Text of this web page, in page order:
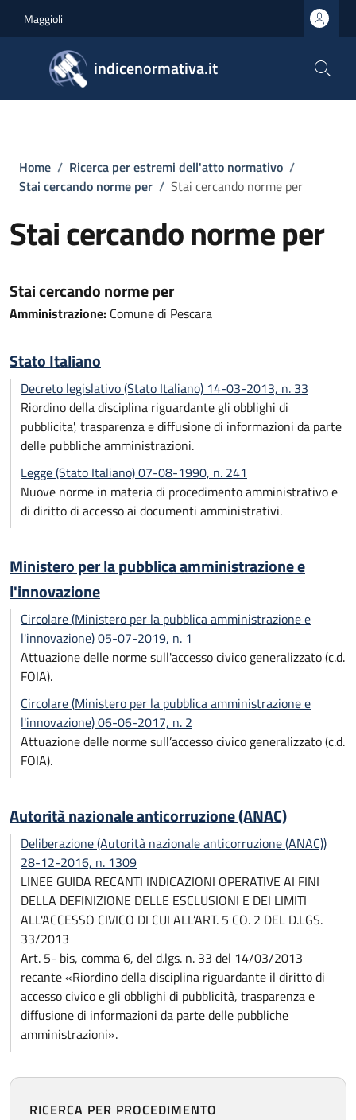
Maggioli
indicenormativa.it
Briciole di pane
Home / Ricerca per estremi dell'atto normativo /
Stai cercando norme per / Stai cercando norme per
Stai cercando norme per
Stai cercando norme per
Amministrazione: Comune di Pescara
Stato Italiano
Decreto legislativo (Stato Italiano) 14-03-2013, n. 33
Riordino della disciplina riguardante gli obblighi di
pubblicita', trasparenza e diffusione di informazioni da parte
delle pubbliche amministrazioni.
Legge (Stato Italiano) 07-08-1990, n. 241
Nuove norme in materia di procedimento amministrativo e
di diritto di accesso ai documenti amministrativi.
Ministero per la pubblica amministrazione e
l'innovazione
Circolare (Ministero per la pubblica amministrazione e
l'innovazione) 05-07-2019, n. 1
Attuazione delle norme sull'accesso civico generalizzato (c.d.
FOIA).
Circolare (Ministero per la pubblica amministrazione e
l'innovazione) 06-06-2017, n. 2
Attuazione delle norme sull’accesso civico generalizzato (c.d.
FOIA).
Autorità nazionale anticorruzione (ANAC)
Deliberazione (Autorità nazionale anticorruzione (ANAC))
28-12-2016, n. 1309
LINEE GUIDA RECANTI INDICAZIONI OPERATIVE AI FINI
DELLA DEFINIZIONE DELLE ESCLUSIONI E DEI LIMITI
ALL'ACCESSO CIVICO DI CUI ALL’ART. 5 CO. 2 DEL D.LGS.
33/2013
Art. 5- bis, comma 6, del d.lgs. n. 33 del 14/03/2013
recante «Riordino della disciplina riguardante il diritto di
accesso civico e gli obblighi di pubblicità, trasparenza e
diffusione di informazioni da parte delle pubbliche
amministrazioni».
RICERCA PER PROCEDIMENTO